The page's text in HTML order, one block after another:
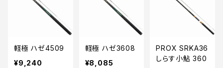
軽極 ハゼ4509
¥9,240
軽極 ハゼ3608
¥8,085
PROX SRKA36
しらす小鮎 360